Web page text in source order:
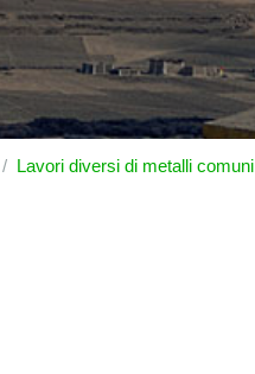
Lavori diversi di metalli comuni